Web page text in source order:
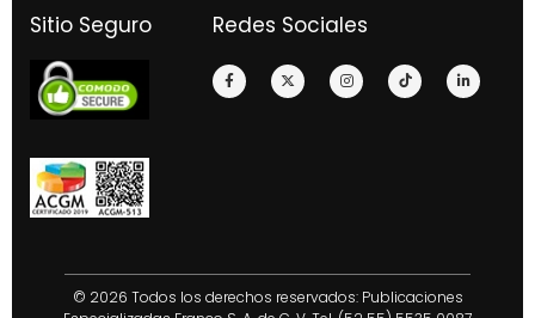
Sitio Seguro Redes Sociales
© 2026 Todos los derechos reservados: Publicaciones